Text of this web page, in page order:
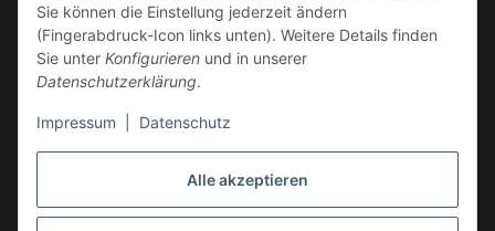
Alle akzeptieren
Sie können die Einstellung jederzeit ändern
(Fingerabdruck-Icon links unten). Weitere Details finden
Sie unter Konfigurieren und in unserer
Datenschutzerklärung.
Impressum Datenschutz